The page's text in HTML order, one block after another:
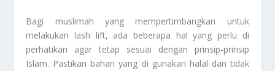
Bagi muslimah yang mempertimbangkan untuk
melakukan lash lift, ada beberapa hal yang perlu di
perhatikan agar tetap sesuai dengan prinsip-prinsip
Islam. Pastikan bahan yang di gunakan halal dan tidak